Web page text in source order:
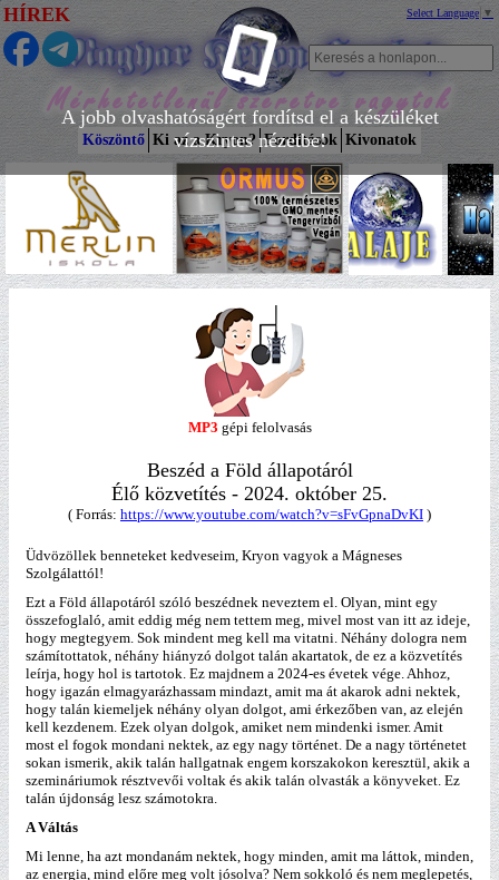
HÍREK Select Language ▼
A jobb olvashatóságért fordítsd el a készüléket
vízszintes nézetbe!
Köszöntő Ki az a Kryon? Fordítások Kivonatok
MP3 gépi felolvasás
Beszéd a Föld állapotáról
Élő közvetítés - 2024. október 25.
( Forrás: https://www.youtube.com/watch?v=sFvGpnaDvKI )
Üdvözöllek benneteket kedveseim, Kryon vagyok a Mágneses
Szolgálattól!
Ezt a Föld állapotáról szóló beszédnek neveztem el. Olyan, mint egy
összefoglaló, amit eddig még nem tettem meg, mivel most van itt az ideje,
hogy megtegyem. Sok mindent meg kell ma vitatni. Néhány dologra nem
számítottatok, néhány hiányzó dolgot talán akartatok, de ez a közvetítés
leírja, hogy hol is tartotok. Ez majdnem a 2024-es évetek vége. Ahhoz,
hogy igazán elmagyarázhassam mindazt, amit ma át akarok adni nektek,
hogy talán kiemeljek néhány olyan dolgot, ami érkezőben van, az elején
kell kezdenem. Ezek olyan dolgok, amiket nem mindenki ismer. Amit
most el fogok mondani nektek, az egy nagy történet. De a nagy történetet
sokan ismerik, akik talán hallgatnak engem korszakokon keresztül, akik a
szemináriumok résztvevői voltak és akik talán olvasták a könyveket. Ez
talán újdonság lesz számotokra.
A Váltás
Mi lenne, ha azt mondanám nektek, hogy minden, amit ma láttok, minden,
az energia, mind előre meg volt jósolva? Nem sokkoló és nem meglepetés,